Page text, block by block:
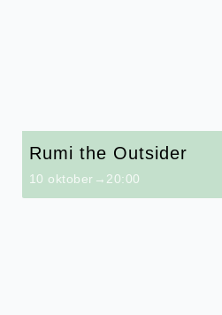
Rumi the Outsider
10 oktober→20:00